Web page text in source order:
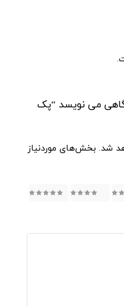
می نویسد “پک
شد. بخش‌های موردنیاز
5